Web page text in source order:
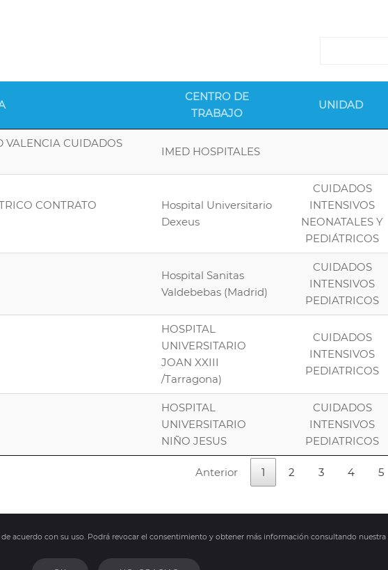
CENTRO DE
TRABAJO
UNIDAD
VALENCIA CUIDADOS
IMED HOSPITALES
CONTRATO
Hospital Universitario
Dexeus
CUIDADOS
INTENSIVOS
NEONATALES Y
PEDIÁTRICOS
Hospital Sanitas
Valdebebas (Madrid)
CUIDADOS
INTENSIVOS
PEDIATRICOS
HOSPITAL
UNIVERSITARIO
JOAN XXIII
/Tarragona)
CUIDADOS
INTENSIVOS
PEDIATRICOS
HOSPITAL
UNIVERSITARIO
NIÑO JESUS
CUIDADOS
INTENSIVOS
PEDIATRICOS
Anterior 1 2 3 4 5
acuerdo con su uso. Podrá revocar el consentimiento y obtener más información consultando nuestra